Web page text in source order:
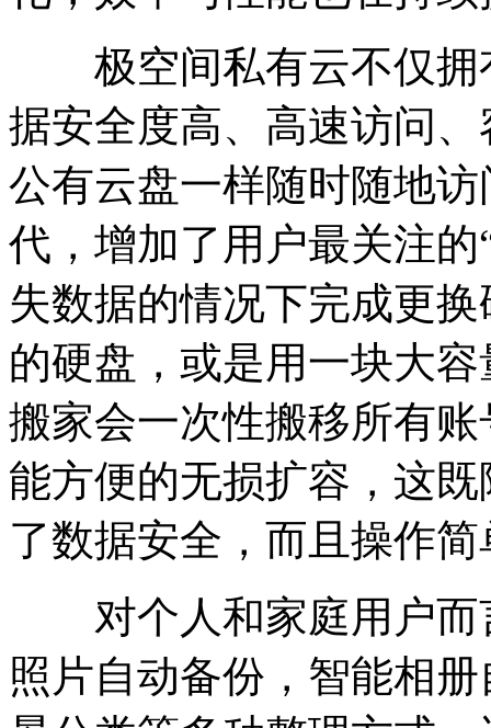
极空间私有云不仅拥
据安全度高、高速访问
公有云盘一样随时随地
代，增加了用户最关注
失数据的情况下完成更
的硬盘，或是用一块大
搬家会一次性搬移所有
能方便的无损扩容，这
了数据安全，而且操作简
对个人和家庭用户而
照片自动备份，智能相